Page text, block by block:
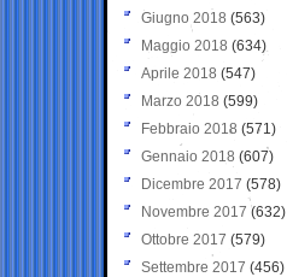
Giugno 2018 (563)
Maggio 2018 (634)
Aprile 2018 (547)
Marzo 2018 (599)
Febbraio 2018 (571)
Gennaio 2018 (607)
Dicembre 2017 (578)
Novembre 2017 (632)
Ottobre 2017 (579)
Settembre 2017 (456)